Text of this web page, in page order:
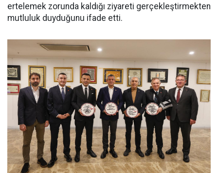
ertelemek zorunda kaldığı ziyareti gerçekleştirmekten
mutluluk duyduğunu ifade etti.